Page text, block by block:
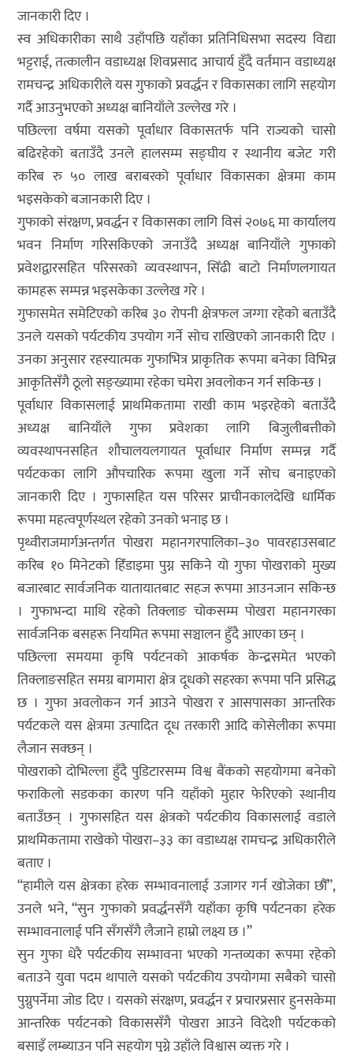
जानकारी दिए ।
स्व अधिकारीका साथै उहाँपछि यहाँका प्रतिनिधिसभा सदस्य विद्या
भट्टराई, तत्कालीन वडाध्यक्ष शिवप्रसाद आचार्य हुँदै वर्तमान वडाध्यक्ष
रामचन्द्र अधिकारीले यस गुफाको प्रवर्द्धन र विकासका लागि सहयोग
गर्दै आउनुभएको अध्यक्ष बानियाँले उल्लेख गरे ।
पछिल्ला वर्षमा यसको पूर्वाधार विकासतर्फ पनि राज्यको चासो
बढिरहेको बताउँदै उनले हालसम्म सङ्घीय र स्थानीय बजेट गरी
करिब रु ५० लाख बराबरको पूर्वाधार विकासका क्षेत्रमा काम
भइसकेको बजानकारी दिए ।
गुफाको संरक्षण, प्रवर्द्धन र विकासका लागि विसं २०७६ मा कार्यालय
भवन निर्माण गरिसकिएको जनाउँदै अध्यक्ष बानियाँले गुफाको
प्रवेशद्वारसहित परिसरको व्यवस्थापन, सिँढी बाटो निर्माणलगायत
कामहरू सम्पन्न भइसकेका उल्लेख गरे ।
गुफासमेत समेटिएको करिब ३० रोपनी क्षेत्रफल जग्गा रहेको बताउँदै
उनले यसको पर्यटकीय उपयोग गर्ने सोच राखिएको जानकारी दिए ।
उनका अनुसार रहस्यात्मक गुफाभित्र प्राकृतिक रूपमा बनेका विभिन्न
आकृतिसँगै ठूलो सङ्ख्यामा रहेका चमेरा अवलोकन गर्न सकिन्छ ।
पूर्वाधार विकासलाई प्राथमिकतामा राखी काम भइरहेको बताउँदै
अध्यक्ष बानियाँले गुफा प्रवेशका लागि बिजुलीबत्तीको
व्यवस्थापनसहित शौचालयलगायत पूर्वाधार निर्माण सम्पन्न गर्दै
पर्यटकका लागि औपचारिक रूपमा खुला गर्ने सोच बनाइएको
जानकारी दिए । गुफासहित यस परिसर प्राचीनकालदेखि धार्मिक
रूपमा महत्वपूर्णस्थल रहेको उनको भनाइ छ ।
पृथ्वीराजमार्गअन्तर्गत पोखरा महानगरपालिका–३० पावरहाउसबाट
करिब १० मिनेटको हिँडाइमा पुग्न सकिने यो गुफा पोखराको मुख्य
बजारबाट सार्वजनिक यातायातबाट सहज रूपमा आउनजान सकिन्छ
। गुफाभन्दा माथि रहेको तिक्लाङ चोकसम्म पोखरा महानगरका
सार्वजनिक बसहरू नियमित रूपमा सञ्चालन हुँदै आएका छन् ।
पछिल्ला समयमा कृषि पर्यटनको आकर्षक केन्द्रसमेत भएको
तिक्लाङसहित समग्र बागमारा क्षेत्र दूधको सहरका रूपमा पनि प्रसिद्ध
छ । गुफा अवलोकन गर्न आउने पोखरा र आसपासका आन्तरिक
पर्यटकले यस क्षेत्रमा उत्पादित दूध तरकारी आदि कोसेलीका रूपमा
लैजान सक्छन् ।
पोखराको दोभिल्ला हुँदै पुडिटारसम्म विश्व बैंकको सहयोगमा बनेको
फराकिलो सडकका कारण पनि यहाँको मुहार फेरिएको स्थानीय
बताउँछन् । गुफासहित यस क्षेत्रको पर्यटकीय विकासलाई वडाले
प्राथमिकतामा राखेको पोखरा–३३ का वडाध्यक्ष रामचन्द्र अधिकारीले
बताए ।
“हामीले यस क्षेत्रका हरेक सम्भावनालाई उजागर गर्न खोजेका छौँ”,
उनले भने, “सुन गुफाको प्रवर्द्धनसँगै यहाँका कृषि पर्यटनका हरेक
सम्भावनालाई पनि सँगसँगै लैजाने हाम्रो लक्ष्य छ ।”
सुन गुफा धेरै पर्यटकीय सम्भावना भएको गन्तव्यका रूपमा रहेको
बताउने युवा पदम थापाले यसको पर्यटकीय उपयोगमा सबैको चासो
पुग्नुपर्नेमा जोड दिए । यसको संरक्षण, प्रवर्द्धन र प्रचारप्रसार हुनसकेमा
आन्तरिक पर्यटनको विकाससँगै पोखरा आउने विदेशी पर्यटकको
बसाइँ लम्ब्याउन पनि सहयोग पुग्ने उहाँले विश्वास व्यक्त गरे ।